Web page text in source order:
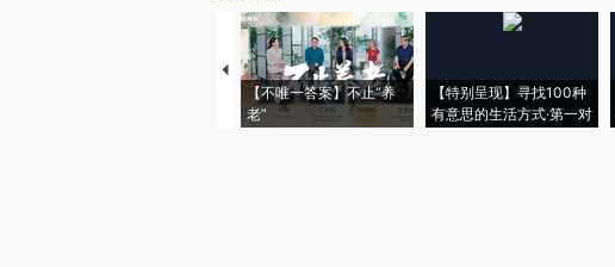
【不唯一答案】不止“养
老”
【特别呈现】寻找100种
有意思的生活方式·第一对